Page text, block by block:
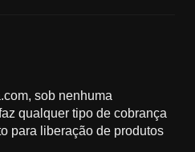
sob nenhuma
qualquer tipo de cobrança
para liberação de produtos